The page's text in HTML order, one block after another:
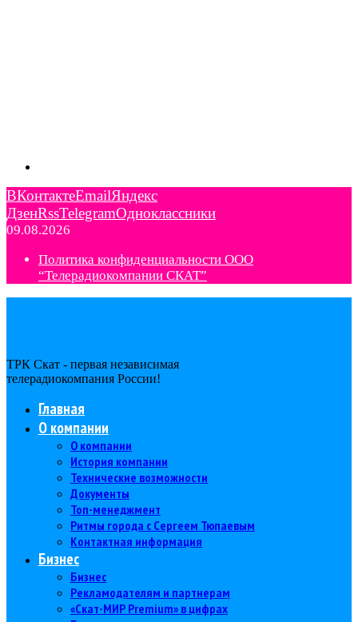
ВКонтактеEmailЯндекс
ДзенRssTelegramОдноклассники
09.08.2026
Политика конфиденциальности ООО
“Телерадиокомпании СКАТ”
ТРК Скат - первая независимая
телерадиокомпания Роcсии!
Главная
О компании
О компании
История компании
Технические возможности
Документы
Топ-менеджмент
Ритмы города с Сергеем Тюпаевым
Контактная информация
Бизнес
Бизнес
Рекламодателям и партнерам
«Скат-МИР Premium» в цифрах